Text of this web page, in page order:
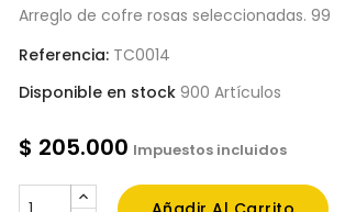
Arreglo de cofre rosas seleccionadas. 99
Referencia: TC0014
Disponible en stock 900 Artículos
$ 205.000 Impuestos incluidos